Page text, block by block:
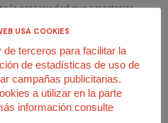
la precariedad que caracteriza
de un convenio colectivo
de su personal, así como
TCPs de acuerdo con la
USA COOKIES
terceros para facilitar la
de estadísticas de uso de
campañas publicitarias.
a utilizar en la parte
información consulte